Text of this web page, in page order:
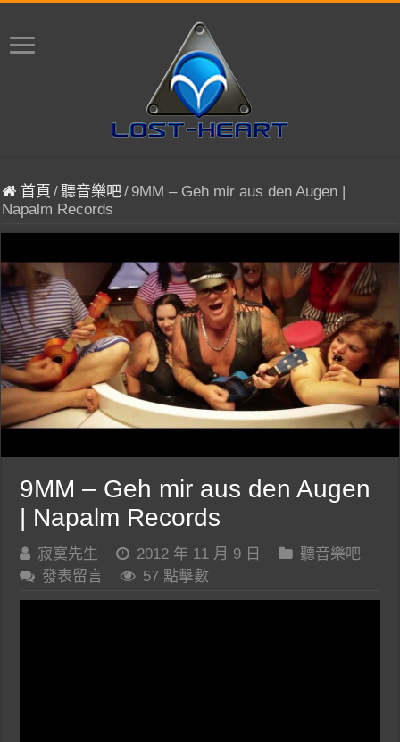
首頁 /聽音樂吧/ 9MM – Geh mir aus den Augen |
Napalm Records
9MM – Geh mir aus den Augen
| Napalm Records
寂寞先生 2012 年 11 月 9 日
聽音樂吧
發表留言
57 點擊數